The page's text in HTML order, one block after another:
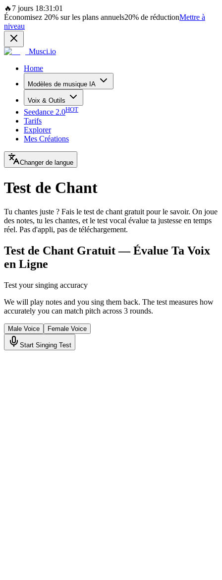
🔥 7 jours 18:31:01
Économisez 20% sur les plans annuels20% de réductionMettre à
niveau
Musci.io
Home
Modèles de musique IA
Voix & Outils
Seedance 2.0HOT
Tarifs
Explorer
Mes Créations
Changer de langue
Test de Chant
Tu chantes juste ? Fais le test de chant gratuit pour le savoir. On joue
des notes, tu les chantes, et le test vocal évalue ta justesse en temps
réel. Pas d'appli, pas de téléchargement.
Test de Chant Gratuit — Évalue Ta Voix
en Ligne
Test your singing accuracy
We will play notes and you sing them back. The test measures how
accurately you can match pitch across 3 rounds.
Male Voice Female Voice
Start Singing Test